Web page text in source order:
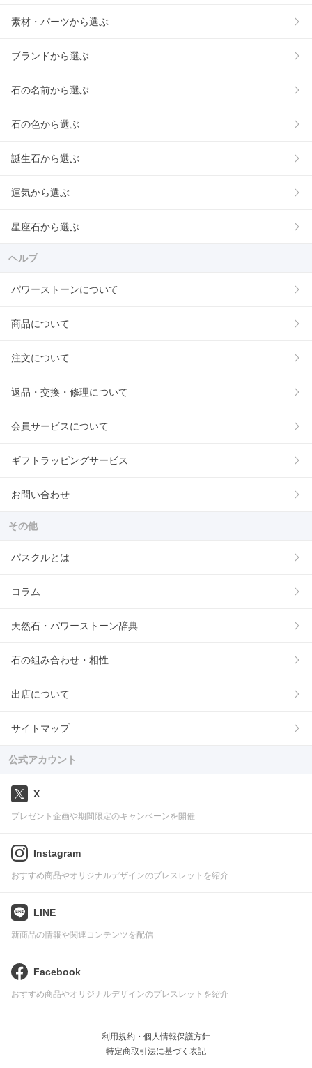
素材・パーツから選ぶ
ブランドから選ぶ
石の名前から選ぶ
石の色から選ぶ
誕生石から選ぶ
運気から選ぶ
星座石から選ぶ
ヘルプ
パワーストーンについて
商品について
注文について
返品・交換・修理について
会員サービスについて
ギフトラッピングサービス
お問い合わせ
その他
パスクルとは
コラム
天然石・パワーストーン辞典
石の組み合わせ・相性
出店について
サイトマップ
公式アカウント
X
プレゼント企画や期間限定のキャンペーンを開催
Instagram
おすすめ商品やオリジナルデザインのブレスレットを紹介
LINE
新商品の情報や関連コンテンツを配信
Facebook
おすすめ商品やオリジナルデザインのブレスレットを紹介
利用規約・個人情報保護方針
特定商取引法に基づく表記